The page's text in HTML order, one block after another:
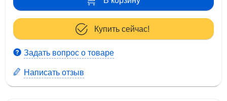
Купить сейчас!
Задать вопрос о товаре
Написать отзыв